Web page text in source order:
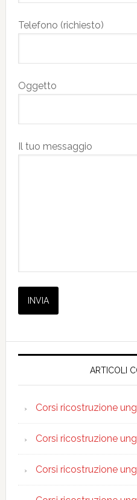
Telefono (richiesto)
Oggetto
Il tuo messaggio
ARTICOLI
Corsi ricostruzione
Corsi ricostruzione
Corsi ricostruzione